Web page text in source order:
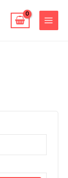
MAIN
MENU